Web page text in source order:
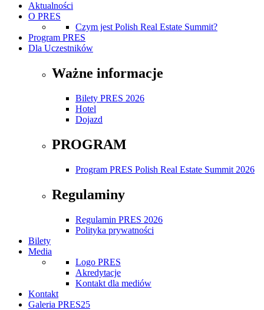
Aktualności
O PRES
Czym jest Polish Real Estate Summit?
Program PRES
Dla Uczestników
Ważne informacje
Bilety PRES 2026
Hotel
Dojazd
PROGRAM
Program PRES Polish Real Estate Summit 2026
Regulaminy
Regulamin PRES 2026
Polityka prywatności
Bilety
Media
Logo PRES
Akredytacje
Kontakt dla mediów
Kontakt
Galeria PRES25